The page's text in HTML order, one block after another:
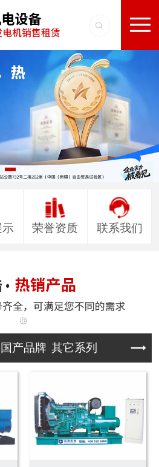
示 荣誉资质 联系我们
国产品牌 其它系列